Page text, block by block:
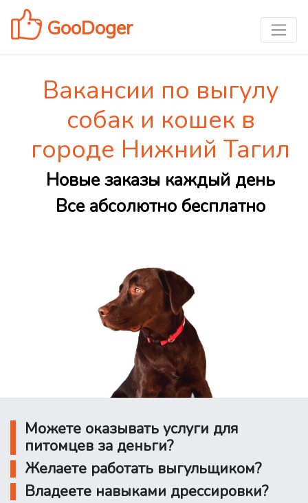
GooDoger
Вакансии по выгулу
собак и кошек в
городе Нижний Тагил
Новые заказы каждый день
Все абсолютно бесплатно
Можете оказывать услуги для
питомцев за деньги?
Желаете работать выгульщиком?
Владеете навыками дрессировки?